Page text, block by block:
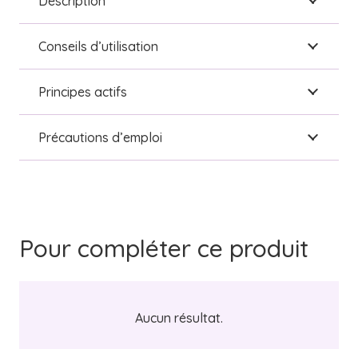
Conseils d’utilisation
Principes actifs
Précautions d’emploi
Pour compléter ce produit
Aucun résultat.